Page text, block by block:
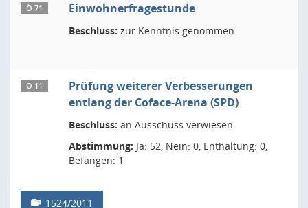
Ö 71 Einwohnerfragestunde
Beschluss: zur Kenntnis genommen
Ö 11
Prüfung weiterer Verbesserungen
entlang der Coface-Arena (SPD)
Beschluss: an Ausschuss verwiesen
Abstimmung: Ja: 52, Nein: 0, Enthaltung: 0,
Befangen: 1
1524/2011